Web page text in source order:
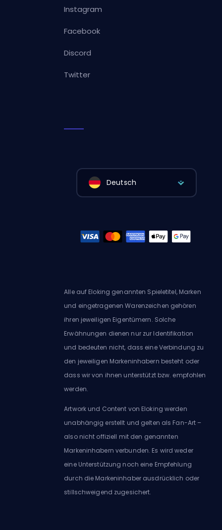
Instagram
Facebook
Discord
Twitter
Deutsch
Alle auf Eloking genannten Spieletitel, Marken
und eingetragenen Warenzeichen gehören
ihren jeweiligen Eigentümern. Solche
Erwähnungen dienen nur zur Identifikation
und bedeuten nicht, dass eine Verbindung zu
den jeweiligen Markeninhabern besteht oder
dass wir von ihnen unterstützt bzw. empfohlen
werden.
Artwork und Content von Eloking werden
unabhängig erstellt und gelten als Fan-Art –
also nicht offiziell mit den genannten
Markeninhabern verbunden. Es wird weder
eine Unterstützung noch eine Empfehlung
durch die Markeninhaber ausdrücklich oder
stillschweigend zugesichert.